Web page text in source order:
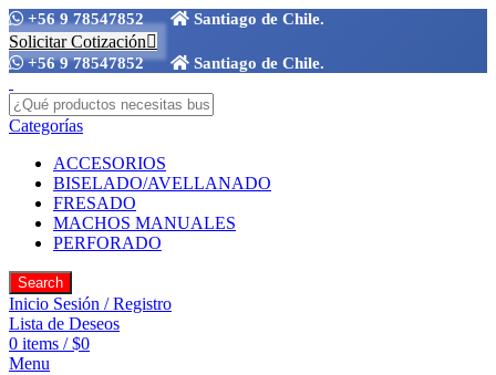
+56 9 78547852 Santiago de Chile.
Solicitar Cotización
+56 9 78547852 Santiago de Chile.
Categorías
ACCESORIOS
BISELADO/AVELLANADO
FRESADO
MACHOS MANUALES
PERFORADO
Search
Inicio Sesión / Registro
Lista de Deseos
0 items / $0
Menu